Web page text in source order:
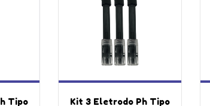
Tipo
Kit 3 Eletrodo Ph Tipo